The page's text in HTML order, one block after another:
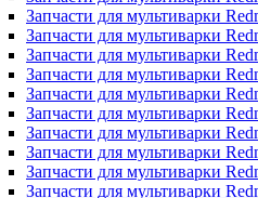
Запчасти для мультиварки
Запчасти для мультиварки
Запчасти для мультиварки
Запчасти для мультиварки
Запчасти для мультиварки
Запчасти для мультиварки
Запчасти для мультиварки
Запчасти для мультиварки
Запчасти для мультиварки
Запчасти для мультиварки